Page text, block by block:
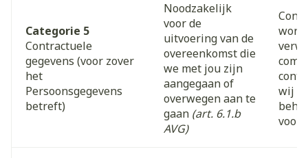
Categorie 5
Contractuele
gegevens (voor zover
het
Persoonsgegevens
betreft)
Noodzakelijk
voor de
uitvoering van de
overeenkomst die
we met jou zijn
aangegaan of
overwegen aan te
gaan (art. 6.1.b
AVG)
wij
voor